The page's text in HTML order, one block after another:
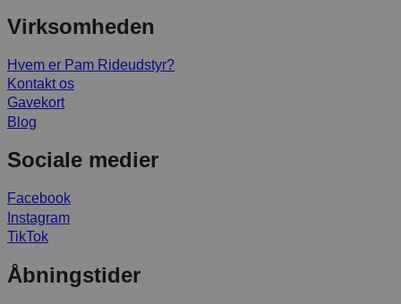
Virksomheden
Hvem er Pam Rideudstyr?
Kontakt os
Gavekort
Blog
Sociale medier
Facebook
Instagram
TikTok
Åbningstider